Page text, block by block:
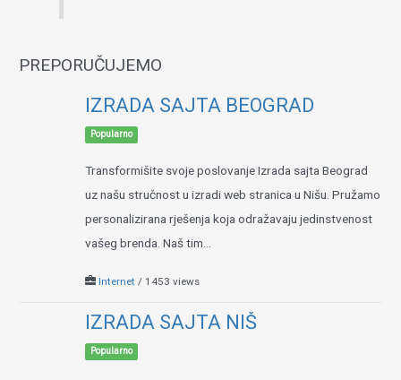
PREPORUČUJEMO
IZRADA SAJTA BEOGRAD
Popularno
Transformišite svoje poslovanje Izrada sajta Beograd
uz našu stručnost u izradi web stranica u Nišu. Pružamo
personalizirana rješenja koja odražavaju jedinstvenost
vašeg brenda. Naš tim...
Internet / 1453 views
IZRADA SAJTA NIŠ
Popularno